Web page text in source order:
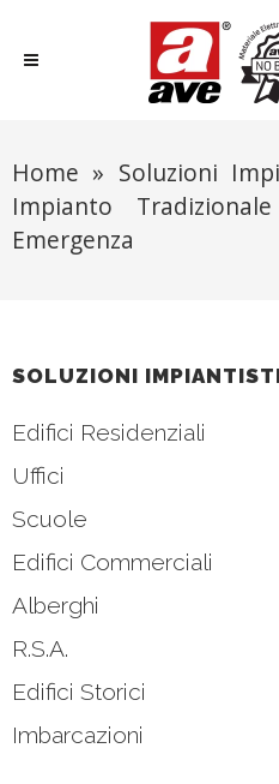
Home » Soluzioni
Impianto
Emergenza
SOLUZIONI
Edifici Residenziali
Uffici
Scuole
Edifici Commerciali
Alberghi
R.S.A.
Edifici Storici
Imbarcazioni